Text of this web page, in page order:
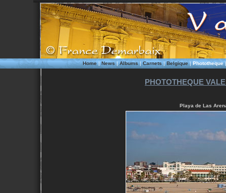
Home|News|Albums|Carnets|Belgique|Phototheque
PHOTOTHEQUE
Playa de Las